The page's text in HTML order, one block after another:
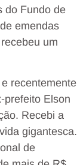
do Fundo de
emendas
um
recentemente
prefeito Elson
Recebi a
gigantesca.
de